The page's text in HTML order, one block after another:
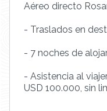
Aéreo directo
- Traslados en
- 7 noches de
- Asistencia al
USD 100.000, sin